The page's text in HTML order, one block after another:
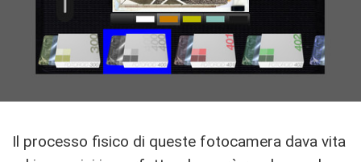
Il processo fisico di queste fotocamera dava vita